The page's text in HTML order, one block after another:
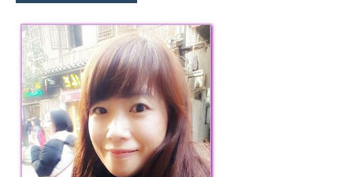
講
座、
部
落
客
及
旅
遊